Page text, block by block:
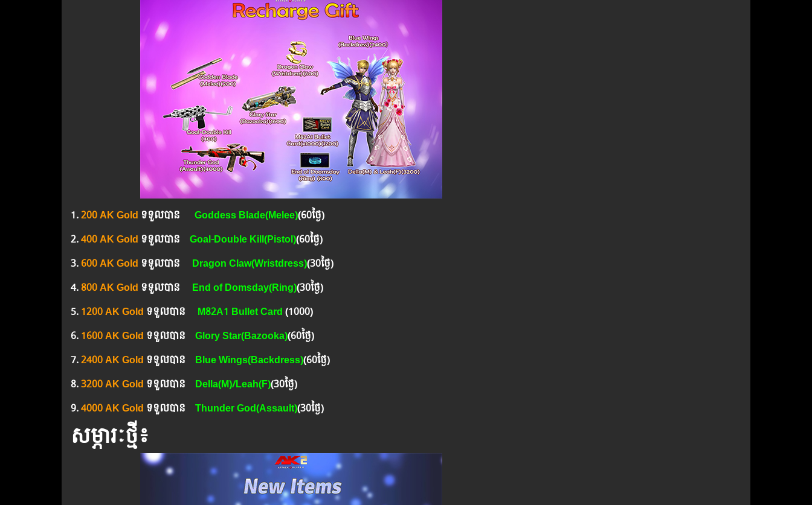
1.​200 AK Gold ទទួលបាន Goddess Blade(Melee)(60ថ្ងៃ)
2.​400 AK Gold ទទួលបាន Goal-Double Kill(Pistol)(60ថ្ងៃ)
3.​600 AK Gold ទទួលបាន Dragon Claw(Wristdress)(30ថ្ងៃ)
4.​800 AK Gold ទទួលបាន End of Domsday(Ring)(30ថ្ងៃ)
5.​1200 AK Gold ទទួលបាន M82A1 Bullet Card(1000)
6.​1600 AK Gold ទទួលបាន Glory Star(Bazooka)(60ថ្ងៃ)
7. ​2400 AK Gold ទទួលបាន Blue Wings(Backdress)(60ថ្ងៃ)
8.3200 AK Gold ទទួលបាន Della(M)/Leah(F)(30ថ្ងៃ)
9.4000 AK Gold ទទួលបាន Thunder God(Assault)(30ថ្ងៃ)
សម្ភារៈថ្មី៖